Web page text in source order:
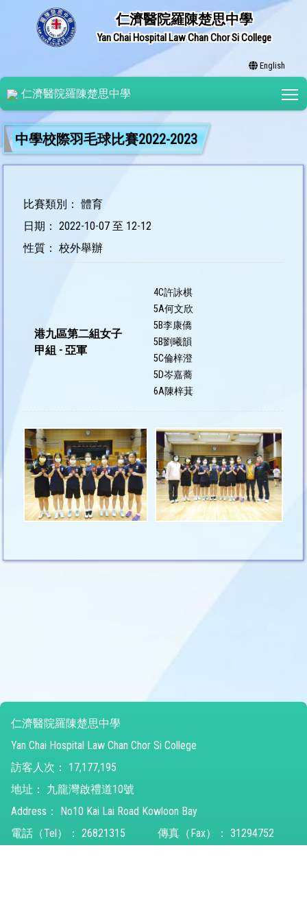
仁濟醫院羅陳楚思中學
Yan Chai Hospital Law Chan Chor Si College
English
仁濟醫院羅陳楚思中學
中學校際羽毛球比賽2022-2023
比賽類別： 體育
日期： 2022-10-07 至 12-12
性質： 校外舉辦
港九區第二組女子
甲組 - 亞軍
4C許詠棋
5A何文欣
5B李康僑
5B劉曦韻
5C倫梓澄
5D岑嘉蕎
6A陳梓萁
仁濟醫院羅陳楚思中學
Yan Chai Hospital Law Chan Chor Si College
訪客人次：
17,177,195
地址：
九龍灣啟禮道10號
Address：
No10 Kai Lai Road Kowloon Bay
電話（Tel）： 26821315 傳真（Fax）： 31294752